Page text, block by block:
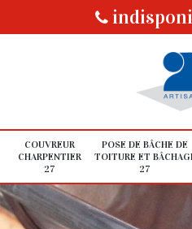
COUVREUR
CHARPENTIER
27
POSE DE BÂCHE DE
TOITURE ET
27